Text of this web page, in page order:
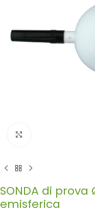
SONDA di
emisferica